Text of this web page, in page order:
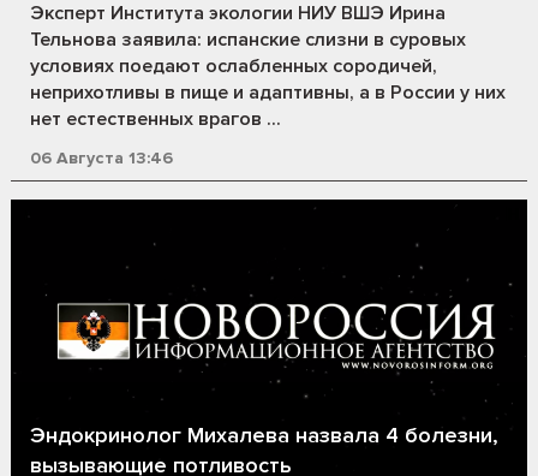
Эксперт Института экологии НИУ ВШЭ Ирина
Тельнова заявила: испанские слизни в суровых
условиях поедают ослабленных сородичей,
неприхотливы в пище и адаптивны, а в России у них
нет естественных врагов ...
06 Августа 13:46
Эндокринолог Михалева назвала 4 болезни,
вызывающие потливость